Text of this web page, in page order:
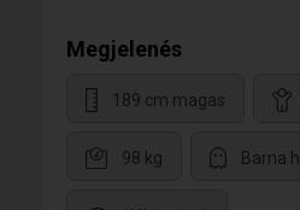
Megjelenés
189 cm magas
98 kg Barna